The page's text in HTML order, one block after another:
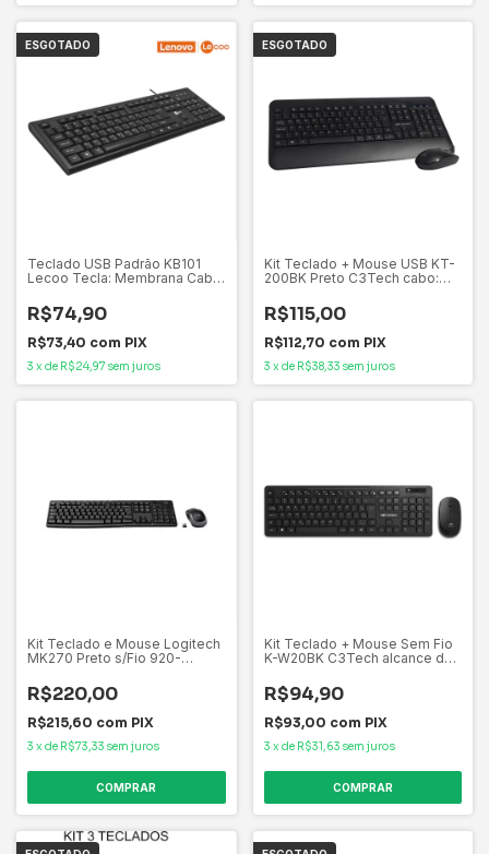
ESGOTADO
Teclado USB Padrão KB101
Lecoo Tecla: Membrana Cabo:
R$74,90
R$73,40 com PIX
3 x de R$24,97 sem juros
ESGOTADO
Kit Teclado + Mouse USB KT-
200BK Preto C3Tech cabo:
multimídia
R$115,00
R$112,70 com PIX
3 x de R$38,33 sem juros
Kit Teclado e Mouse Logitech
MK270 Preto s/Fio 920-
R$220,00
R$215,60 com PIX
3 x de R$73,33 sem juros
Kit Teclado + Mouse Sem Fio
K-W20BK C3Tech alcance de
multimidia
R$94,90
R$93,00 com PIX
3 x de R$31,63 sem juros